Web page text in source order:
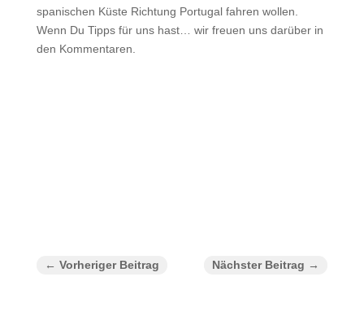
spanischen Küste Richtung Portugal fahren wollen.
Wenn Du Tipps für uns hast… wir freuen uns darüber in
den Kommentaren.
← Vorheriger Beitrag Nächster Beitrag →